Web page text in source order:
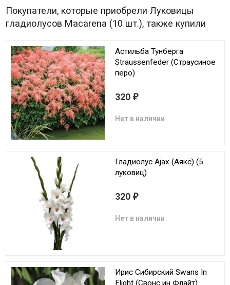
Покупатели, которые приобрели Луковицы
гладиолусов Macarena (10 шт.), также купили
Астильба Тунберга
Straussenfeder (Страусиное
перо)
320 ₽
Нет в наличии
Гладиолус Ajax (Аякс) (5
луковиц)
320 ₽
Нет в наличии
Ирис Сибирский Swans In
Flight (Свонс ин Флайт)